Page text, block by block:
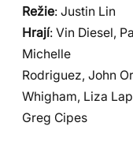
Režie: Justin Lin
Hrají: Vin Diesel,
Michelle
Rodriguez, John
Whigham, Liza
Greg Cipes